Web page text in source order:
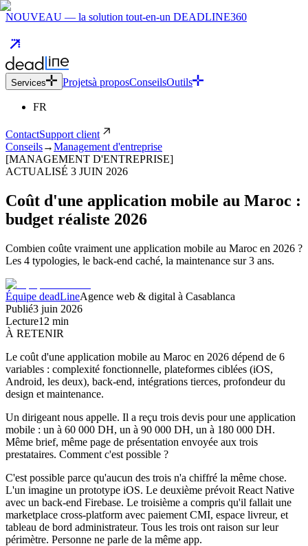
NOUVEAU — la solution tout-en-un DEADLINE360
Services Projetsà proposConseilsOutils
FR
ContactSupport client
Conseils→Management d'entreprise
[MANAGEMENT D'ENTREPRISE]
ACTUALISÉ 3 JUIN 2026
Coût d'une application mobile au Maroc :
budget réaliste 2026
Combien coûte vraiment une application mobile au Maroc en 2026 ?
Les 4 typologies, le back-end caché, la maintenance sur 3 ans.
Équipe deadLineAgence web & digital à Casablanca
Publié3 juin 2026
Lecture12 min
À RETENIR
Le coût d'une application mobile au Maroc en 2026 dépend de 6
variables : complexité fonctionnelle, plateformes ciblées (iOS,
Android, les deux), back-end, intégrations tierces, profondeur du
design et maintenance.
Un dirigeant nous appelle. Il a reçu trois devis pour une application
mobile : un à 60 000 DH, un à 90 000 DH, un à 180 000 DH.
Même brief, même page de présentation envoyée aux trois
prestataires. Comment c'est possible ?
C'est possible parce qu'aucun des trois n'a chiffré la même chose.
L'un imagine un prototype iOS. Le deuxième prévoit React Native
avec un back-end Firebase. Le troisième a compris qu'il fallait une
marketplace cross-platform avec paiement CMI, espace livreur, et
tableau de bord administrateur. Tous les trois ont raison sur leur
périmètre. Personne ne parle de la même app.